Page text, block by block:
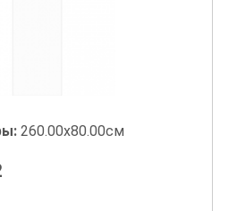
260.00x80.00см